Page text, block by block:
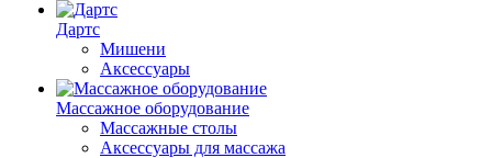
Дартс
Мишени
Аксессуары
Массажное оборудование
Массажные столы
Аксессуары для массажа